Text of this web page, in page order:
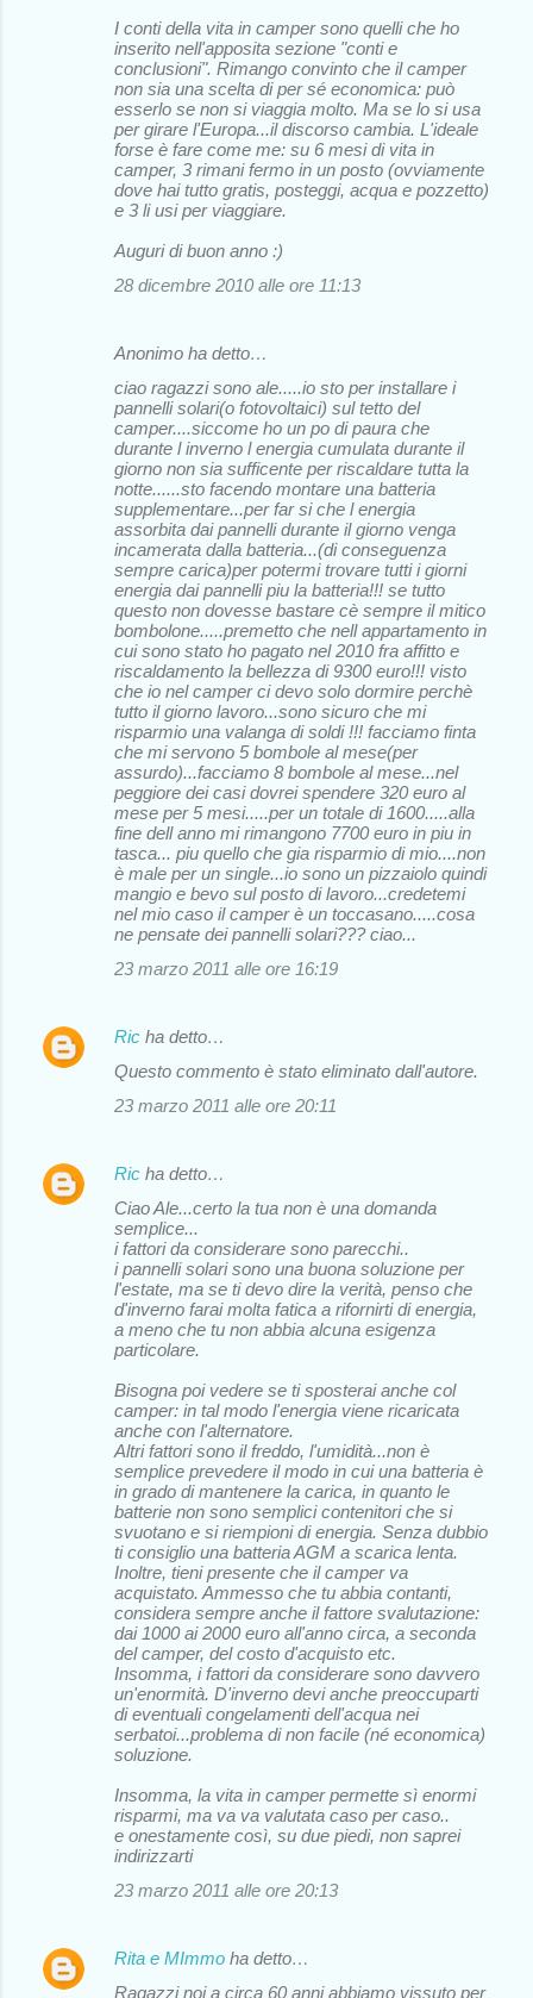
I conti della vita in camper sono quelli che ho
inserito nell'apposita sezione "conti e
conclusioni". Rimango convinto che il camper
non sia una scelta di per sé economica: può
esserlo se non si viaggia molto. Ma se lo si usa
per girare l'Europa...il discorso cambia. L'ideale
forse è fare come me: su 6 mesi di vita in
camper, 3 rimani fermo in un posto (ovviamente
dove hai tutto gratis, posteggi, acqua e pozzetto)
e 3 li usi per viaggiare.
Auguri di buon anno :)
28 dicembre 2010 alle ore 11:13
Anonimo ha detto…
ciao ragazzi sono ale.....io sto per installare i
pannelli solari(o fotovoltaici) sul tetto del
camper....siccome ho un po di paura che
durante l inverno l energia cumulata durante il
giorno non sia sufficente per riscaldare tutta la
notte......sto facendo montare una batteria
supplementare...per far si che l energia
assorbita dai pannelli durante il giorno venga
incamerata dalla batteria...(di conseguenza
sempre carica)per potermi trovare tutti i giorni
energia dai pannelli piu la batteria!!! se tutto
questo non dovesse bastare cè sempre il mitico
bombolone.....premetto che nell appartamento in
cui sono stato ho pagato nel 2010 fra affitto e
riscaldamento la bellezza di 9300 euro!!! visto
che io nel camper ci devo solo dormire perchè
tutto il giorno lavoro...sono sicuro che mi
risparmio una valanga di soldi !!! facciamo finta
che mi servono 5 bombole al mese(per
assurdo)...facciamo 8 bombole al mese...nel
peggiore dei casi dovrei spendere 320 euro al
mese per 5 mesi.....per un totale di 1600.....alla
fine dell anno mi rimangono 7700 euro in piu in
tasca... piu quello che gia risparmio di mio....non
è male per un single...io sono un pizzaiolo quindi
mangio e bevo sul posto di lavoro...credetemi
nel mio caso il camper è un toccasano.....cosa
ne pensate dei pannelli solari??? ciao...
23 marzo 2011 alle ore 16:19
Ric ha detto…
Questo commento è stato eliminato dall'autore.
23 marzo 2011 alle ore 20:11
Ric ha detto…
Ciao Ale...certo la tua non è una domanda
semplice...
i fattori da considerare sono parecchi..
i pannelli solari sono una buona soluzione per
l'estate, ma se ti devo dire la verità, penso che
d'inverno farai molta fatica a rifornirti di energia,
a meno che tu non abbia alcuna esigenza
particolare.
Bisogna poi vedere se ti sposterai anche col
camper: in tal modo l'energia viene ricaricata
anche con l'alternatore.
Altri fattori sono il freddo, l'umidità...non è
semplice prevedere il modo in cui una batteria è
in grado di mantenere la carica, in quanto le
batterie non sono semplici contenitori che si
svuotano e si riempioni di energia. Senza dubbio
ti consiglio una batteria AGM a scarica lenta.
Inoltre, tieni presente che il camper va
acquistato. Ammesso che tu abbia contanti,
considera sempre anche il fattore svalutazione:
dai 1000 ai 2000 euro all'anno circa, a seconda
del camper, del costo d'acquisto etc.
Insomma, i fattori da considerare sono davvero
un'enormità. D'inverno devi anche preoccuparti
di eventuali congelamenti dell'acqua nei
serbatoi...problema di non facile (né economica)
soluzione.
Insomma, la vita in camper permette sì enormi
risparmi, ma va va valutata caso per caso..
e onestamente così, su due piedi, non saprei
indirizzarti
23 marzo 2011 alle ore 20:13
Rita e MImmo ha detto…
Ragazzi noi a circa 60 anni abbiamo vissuto per